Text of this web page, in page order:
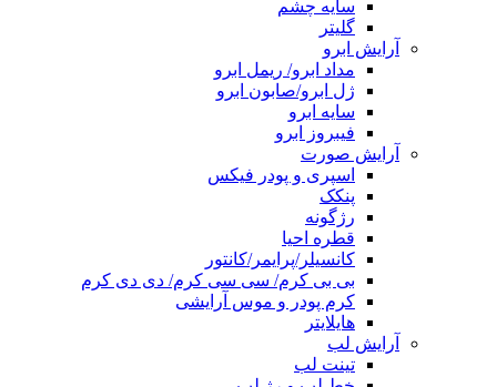
سایه چشم
گلیتر
آرایش ابرو
مداد ابرو/ ریمل ابرو
ژل ابرو/صابون ابرو
سایه ابرو
فیبروز ابرو
آرایش صورت
اسپری و پودر فیکس
پنکک
رژگونه
قطره احیا
کانسیلر/پرایمر/کانتور
بی بی کرم/ سی سی کرم/ دی دی کرم
کرم پودر و موس آرایشی
هایلایتر
آرایش لب
تینت لب